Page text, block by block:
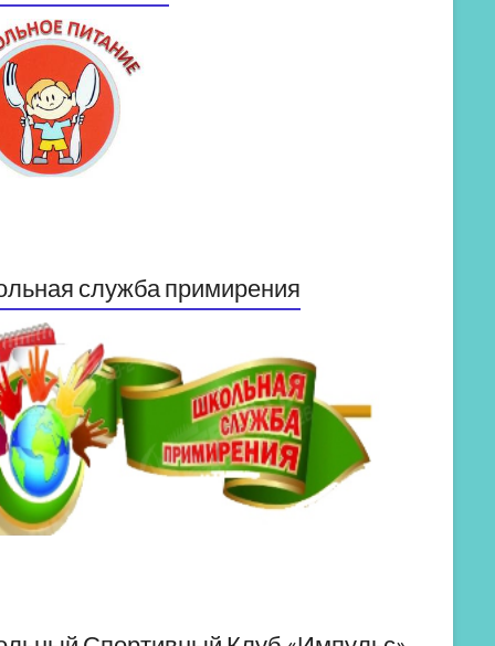
служба примирения